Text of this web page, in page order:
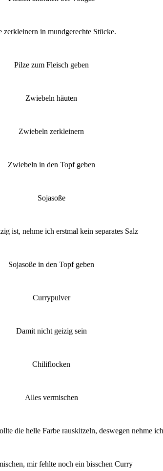
zerkleinern in mundgerechte Stücke.
Pilze zum Fleisch geben
Zwiebeln häuten
Zwiebeln zerkleinern
Zwiebeln in den Topf geben
Sojasoße
ist, nehme ich erstmal kein separates Salz
Sojasoße in den Topf geben
Currypulver
Damit nicht geizig sein
Chiliflocken
Alles vermischen
die helle Farbe rauskitzeln, deswegen nehme
mir fehlte noch ein bisschen Curry